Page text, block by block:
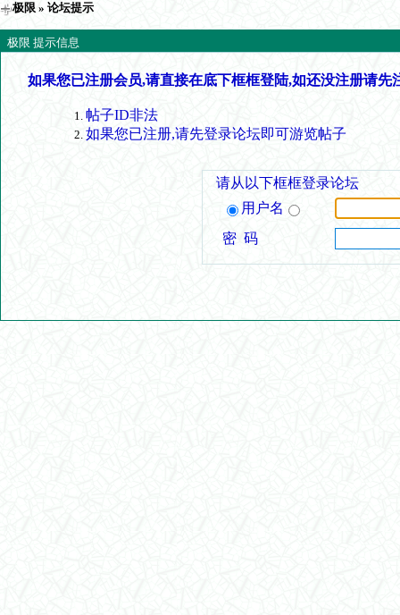
极限 » 论坛提示
极限 提示信息
如果您已注册会员,请直接在底下框框登陆,如还没注册请先
帖子ID非法
如果您已注册,请先登录论坛即可游览帖子
请从以下框框登录论坛
用户名
密 码